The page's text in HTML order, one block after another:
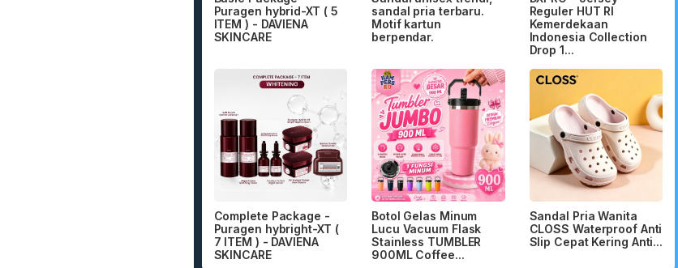
Puragen hybrid-XT ( 5
ITEM ) - DAVIENA
SKINCARE
sandal pria terbaru.
Motif kartun
berpendar.
Reguler HUT RI
Kemerdekaan
Indonesia Collection
Drop 1...
Complete Package -
Puragen hybright-XT (
7 ITEM ) - DAVIENA
SKINCARE
Botol Gelas Minum
Lucu Vacuum Flask
Stainless TUMBLER
900ML Coffee...
Sandal Pria Wanita
CLOSS Waterproof Anti
Slip Cepat Kering Anti...